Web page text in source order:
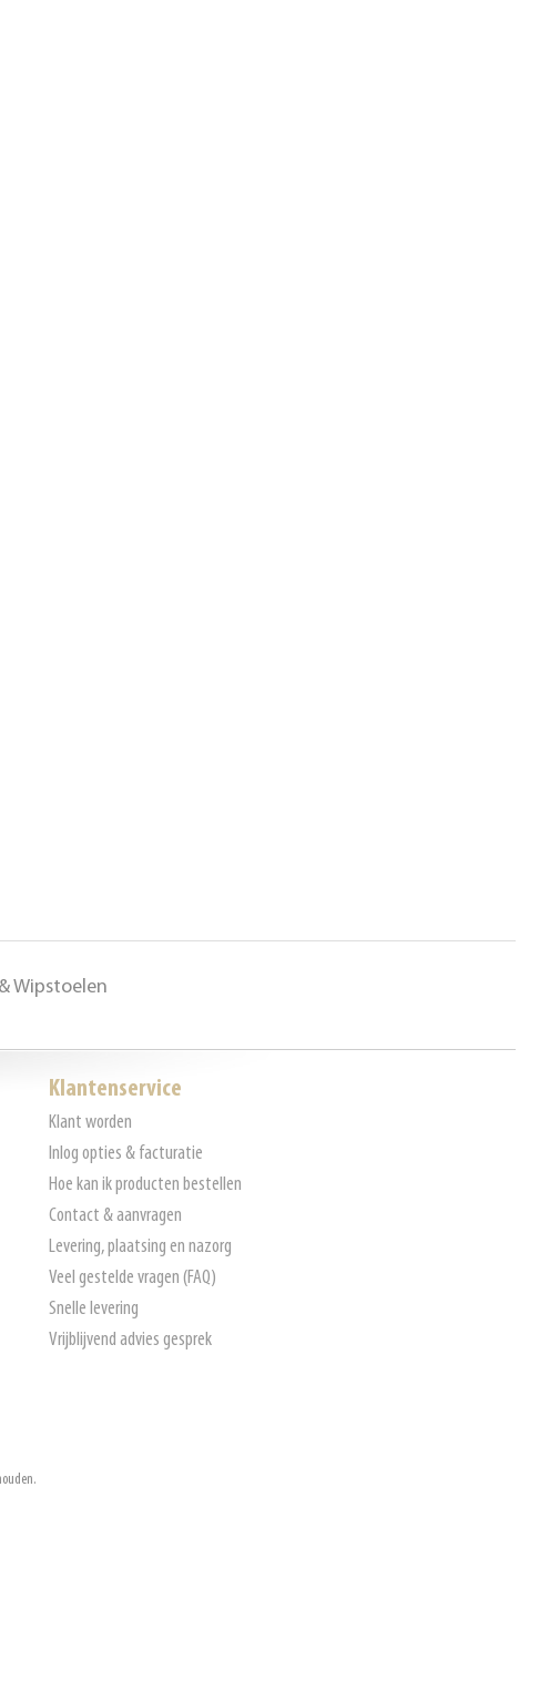
Wipstoelen
Klantenservice
Klant worden
Inlog opties & facturatie
Hoe kan ik producten bestellen
Contact & aanvragen
Levering, plaatsing en nazorg
Veel gestelde vragen (FAQ)
Snelle levering
Vrijblijvend advies gesprek